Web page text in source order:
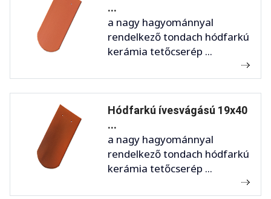
...
a nagy hagyománnyal
rendelkező tondach hódfarkú
kerámia tetőcserép ...
Hódfarkú ívesvágású 19x40
...
a nagy hagyománnyal
rendelkező tondach hódfarkú
kerámia tetőcserép ...